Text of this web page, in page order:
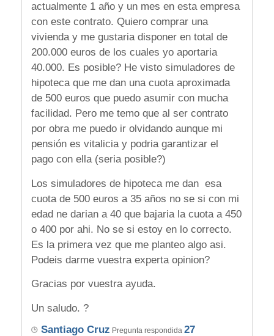
actualmente 1 año y un mes en esta empresa
con este contrato. Quiero comprar una
vivienda y me gustaria disponer en total de
200.000 euros de los cuales yo aportaria
40.000. Es posible? He visto simuladores de
hipoteca que me dan una cuota aproximada
de 500 euros que puedo asumir con mucha
facilidad. Pero me temo que al ser contrato
por obra me puedo ir olvidando aunque mi
pensión es vitalicia y podria garantizar el
pago con ella (seria posible?)
Los simuladores de hipoteca me dan esa
cuota de 500 euros a 35 años no se si con mi
edad ne darian a 40 que bajaria la cuota a 450
o 400 por ahi. No se si estoy en lo correcto.
Es la primera vez que me planteo algo asi.
Podeis darme vuestra experta opinion?
Gracias por vuestra ayuda.
Un saludo. ?
Santiago Cruz Pregunta respondida 27